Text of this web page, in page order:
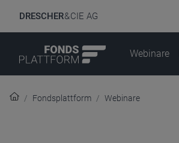
DRESCHER& CIE AG
Webinare
Fondsplattform Webinare